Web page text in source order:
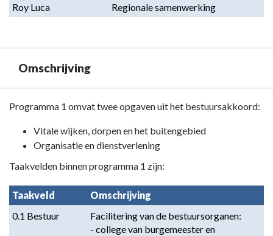
Roy Luca
Regionale samenwerking
Omschrijving
Terug
navigatie
Programma
Bestuur,
dienstverlening
Programma 1 omvat twee opgaven uit het bestuursakkoord:
Vitale wijken, dorpen en het buitengebied
Organisatie en dienstverlening
Taakvelden binnen programma 1 zijn:
Taakveld
Omschrijving
0.1 Bestuur
Facilitering van de bestuursorganen:
- college van burgemeester en